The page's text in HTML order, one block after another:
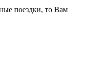
поездки, то Вам